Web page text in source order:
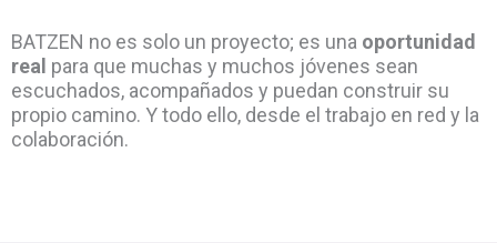
BATZEN no es solo un proyecto; es una oportunidad
real para que muchas y muchos jóvenes sean
escuchados, acompañados y puedan construir su
propio camino. Y todo ello, desde el trabajo en red y la
colaboración.